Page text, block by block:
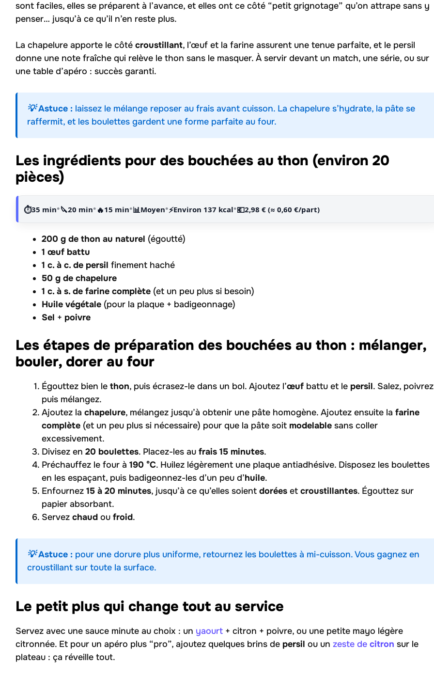
sont faciles, elles se préparent à l’avance, et elles ont ce côté “petit grignotage” qu’on attrape sans y
penser… jusqu’à ce qu’il n’en reste plus.
La chapelure apporte le côté croustillant, l’œuf et la farine assurent une tenue parfaite, et le persil
donne une note fraîche qui relève le thon sans le masquer. À servir devant un match, une série, ou sur
une table d’apéro : succès garanti.
💡 Astuce : laissez le mélange reposer au frais avant cuisson. La chapelure s’hydrate, la pâte se
raffermit, et les boulettes gardent une forme parfaite au four.
Les ingrédients pour des bouchées au thon (environ 20
pièces)
⏱️35 min•🔪20 min•🔥15 min•📊Moyen•⚡Environ 137 kcal•💶2,98 € (≈ 0,60 €/part)
200 g de thon au naturel (égoutté)
1 œuf battu
1 c. à c. de persil finement haché
50 g de chapelure
1 c. à s. de farine complète (et un peu plus si besoin)
Huile végétale (pour la plaque + badigeonnage)
Sel + poivre
Les étapes de préparation des bouchées au thon : mélanger,
bouler, dorer au four
Égouttez bien le thon, puis écrasez-le dans un bol. Ajoutez l’œuf battu et le persil. Salez,
puis mélangez.
Ajoutez la chapelure, mélangez jusqu’à obtenir une pâte homogène. Ajoutez ensuite la farine
complète (et un peu plus si nécessaire) pour que la pâte soit modelable sans coller
excessivement.
Divisez en 20 boulettes. Placez-les au frais 15 minutes.
Préchauffez le four à 190 °C. Huilez légèrement une plaque antiadhésive. Disposez les boulettes
en les espaçant, puis badigeonnez-les d’un peu d’huile.
Enfournez 15 à 20 minutes, jusqu’à ce qu’elles soient dorées et croustillantes. Égouttez sur
papier absorbant.
Servez chaud ou froid.
💡 Astuce : pour une dorure plus uniforme, retournez les boulettes à mi-cuisson. Vous gagnez en
croustillant sur toute la surface.
Le petit plus qui change tout au service
Servez avec une sauce minute au choix : un yaourt + citron + poivre, ou une petite mayo légère
citronnée. Et pour un apéro plus “pro”, ajoutez quelques brins de persil ou un zeste de citron sur le
plateau : ça réveille tout.